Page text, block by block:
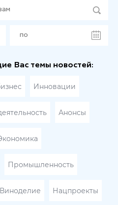
Вас темы новостей:
Инновации
Анонсы
Промышленность
Виноделие Нацпроекты